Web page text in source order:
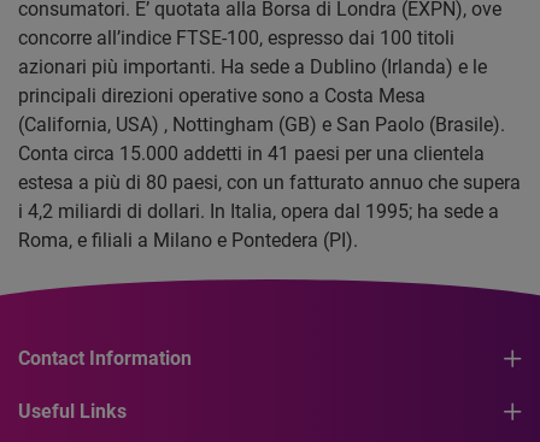
consumatori. E’ quotata alla Borsa di Londra (EXPN), ove
concorre all’indice FTSE-100, espresso dai 100 titoli
azionari più importanti. Ha sede a Dublino (Irlanda) e le
principali direzioni operative sono a Costa Mesa
(California, USA) , Nottingham (GB) e San Paolo (Brasile).
Conta circa 15.000 addetti in 41 paesi per una clientela
estesa a più di 80 paesi, con un fatturato annuo che supera
i 4,2 miliardi di dollari. In Italia, opera dal 1995; ha sede a
Roma, e filiali a Milano e Pontedera (PI).
Contact Information
Useful Links